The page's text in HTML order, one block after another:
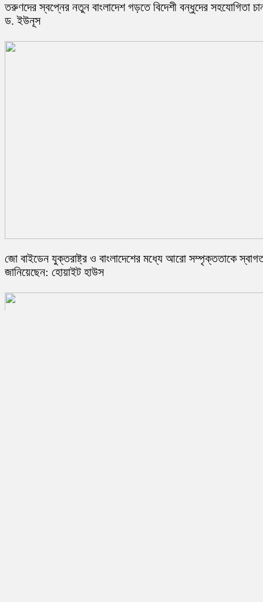
তরুণদের স্বপ্নের নতুন বাংলাদেশ গড়তে বিদেশী বন্ধুদের সহযোগিতা
ড. ইউনূস
জো বাইডেন যুক্তরাষ্ট্র ও বাংলাদেশের মধ্যে আরো সম্পৃক্ততাকে
জানিয়েছেন: হোয়াইট হাউস